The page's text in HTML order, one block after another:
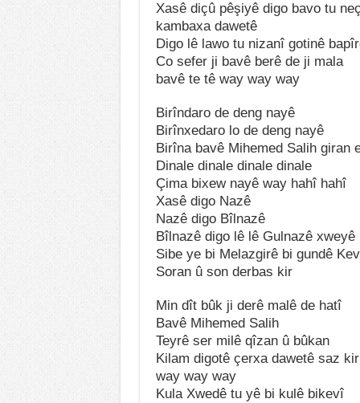
Xasê diçû pêşiyê digo bavo tu
kambaxa dawetê
Digo lê lawo tu nizanî gotinê
Co sefer ji bavê berê de ji mala
bavê te tê way way way
Birîndaro de deng nayê
Birînxedaro lo de deng nayê
Birîna bavê Mihemed Salih giran
Dinale dinale dinale dinale
Çima bixew nayê way hahî hahî
Xasê digo Nazê
Nazê digo Bîlnazê
Bîlnazê digo lê lê Gulnazê xweyê
Sibe ye bi Melazgirê bi gundê
Soran û son derbas kir
Min dît bûk ji derê malê de hatî
Bavê Mihemed Salih
Teyrê ser milê qîzan û bûkan
Kilam digotê çerxa dawetê saz kir
way way way
Kula Xwedê tu yê bi kulê bikevî